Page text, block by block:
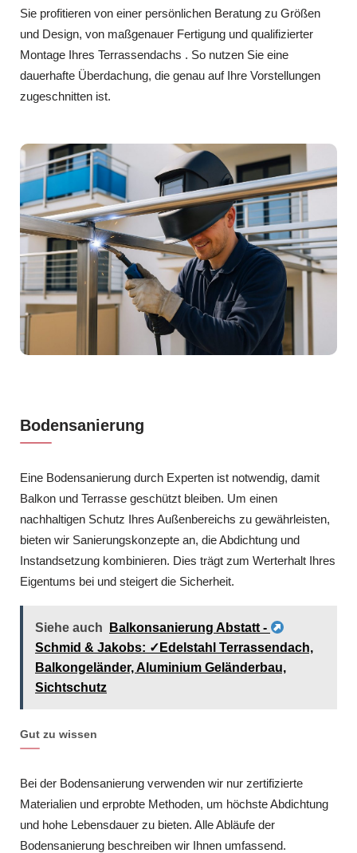
Sie profitieren von einer persönlichen Beratung zu Größen
und Design, von maßgenauer Fertigung und qualifizierter
Montage Ihres Terrassendachs . So nutzen Sie eine
dauerhafte Überdachung, die genau auf Ihre Vorstellungen
zugeschnitten ist.
Bodensanierung
Eine Bodensanierung durch Experten ist notwendig, damit
Balkon und Terrasse geschützt bleiben. Um einen
nachhaltigen Schutz Ihres Außenbereichs zu gewährleisten,
bieten wir Sanierungskonzepte an, die Abdichtung und
Instandsetzung kombinieren. Dies trägt zum Werterhalt Ihres
Eigentums bei und steigert die Sicherheit.
Siehe auch
Balkonsanierung Abstatt -
Schmid & Jakobs: ✓Edelstahl Terrassendach,
Balkongeländer, Aluminium Geländerbau,
Sichtschutz
Gut zu wissen
Bei der Bodensanierung verwenden wir nur zertifizierte
Materialien und erprobte Methoden, um höchste Abdichtung
und hohe Lebensdauer zu bieten. Alle Abläufe der
Bodensanierung beschreiben wir Ihnen umfassend.